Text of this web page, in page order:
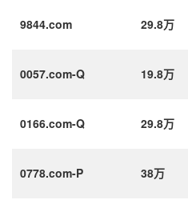
9844.com 29.8万
0057.com-Q 19.8万
0166.com-Q 29.8万
0778.com-P 38万